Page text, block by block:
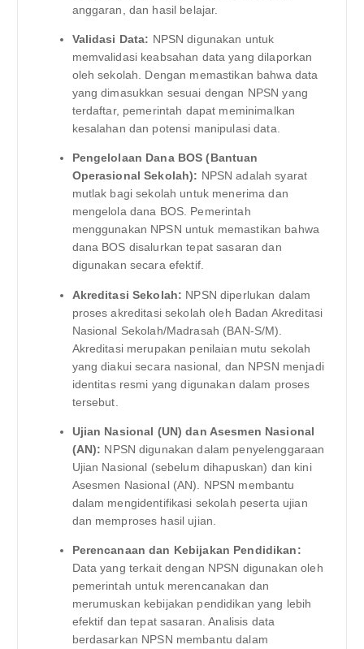
anggaran, dan hasil belajar.
Validasi Data: NPSN digunakan untuk
memvalidasi keabsahan data yang dilaporkan
oleh sekolah. Dengan memastikan bahwa data
yang dimasukkan sesuai dengan NPSN yang
terdaftar, pemerintah dapat meminimalkan
kesalahan dan potensi manipulasi data.
Pengelolaan Dana BOS (Bantuan
Operasional Sekolah): NPSN adalah syarat
mutlak bagi sekolah untuk menerima dan
mengelola dana BOS. Pemerintah
menggunakan NPSN untuk memastikan bahwa
dana BOS disalurkan tepat sasaran dan
digunakan secara efektif.
Akreditasi Sekolah: NPSN diperlukan dalam
proses akreditasi sekolah oleh Badan Akreditasi
Nasional Sekolah/Madrasah (BAN-S/M).
Akreditasi merupakan penilaian mutu sekolah
yang diakui secara nasional, dan NPSN menjadi
identitas resmi yang digunakan dalam proses
tersebut.
Ujian Nasional (UN) dan Asesmen Nasional
(AN): NPSN digunakan dalam penyelenggaraan
Ujian Nasional (sebelum dihapuskan) dan kini
Asesmen Nasional (AN). NPSN membantu
dalam mengidentifikasi sekolah peserta ujian
dan memproses hasil ujian.
Perencanaan dan Kebijakan Pendidikan:
Data yang terkait dengan NPSN digunakan oleh
pemerintah untuk merencanakan dan
merumuskan kebijakan pendidikan yang lebih
efektif dan tepat sasaran. Analisis data
berdasarkan NPSN membantu dalam